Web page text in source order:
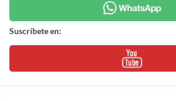
Suscríbete en: